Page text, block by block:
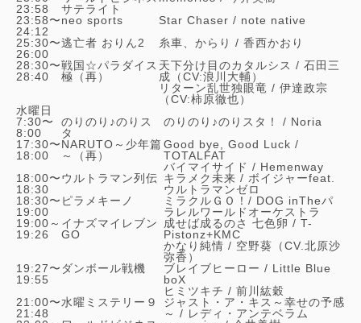
23:58
サテライト
23:58〜
24:12
neo sports Star Chaser / note native
25:30〜
26:00
逃亡者 おりん2 糸車、からり / 香西かおり
28:30〜
28:40
戦国☆パラダイス
極（再）
天下分け目のカタルシス / 石田三
成（CV:浪川大輔）
リターン乱世独眼竜 / 伊達政宗
（CV:柿原徹也）
水曜日
7:30〜
8:00
のりのり♪のりス
タ
のりのり♪のりスタ！ / Noria
17:30〜
18:00
NARUTO～少年篇
～（再）
Good bye, Good Luck /
TOTALFAT
バイマイサイド / Hemenway
18:00〜
18:30
ウルトラマン列伝 キラメク未来 / ボイジャーfeat.
ウルトラマンゼロ
18:30〜
19:00
ピラメキーノ ミラクルＧＯ！/ DOG inTheパ
ラレルワールドオーケストラ
19:00～
19:26
イナズマイレブン
GO
成せば成るのさ 七色卵 / T-
Pistonz+KMC
かなり純情 / 空野葵（CV.北原沙
弥香）
19:27〜
19:55
ダンボール戦機 ブレイブヒーロー / Little Blue
boX
ヒミツキチ / 前川紘穀
21:00〜
21:48
水曜ミステリー９
ジャスト・ア・キス～幸せの予感
～ / レディ・アンテベラム